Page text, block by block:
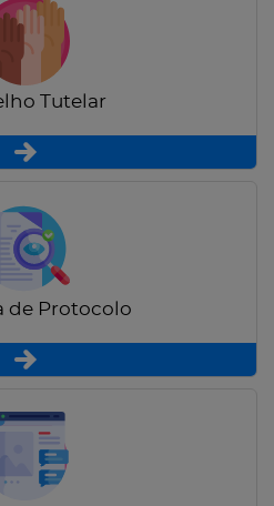
Tutelar
de Protocolo